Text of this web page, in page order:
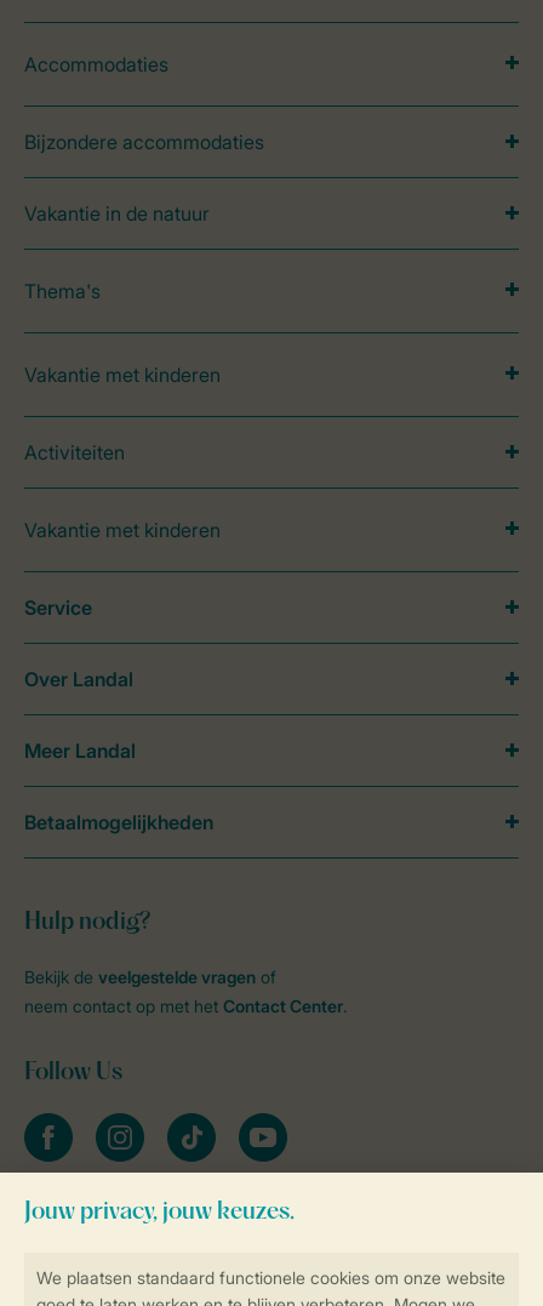
Accommodaties
Bijzondere accommodaties
Vakantie in de natuur
Thema's
Vakantie met kinderen
Activiteiten
Vakantie met kinderen
Hulp nodig?
Bekijk de veelgestelde vragen of
neem contact op met het Contact Center.
Follow Us
facebookinstagramtiktok youtube
Blijf op de hoogte
Service
Over Landal
Meer Landal
Betaalmogelijkheden